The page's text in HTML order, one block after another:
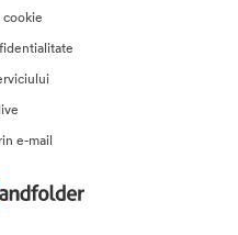
cookie
e-mail